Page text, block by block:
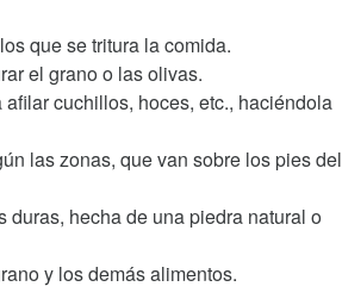
que se tritura la comida.
el grano o las olivas.
cuchillos, hoces, etc., haciéndola
las zonas, que van sobre los pies del
duras, hecha de una piedra natural o
y los demás alimentos.